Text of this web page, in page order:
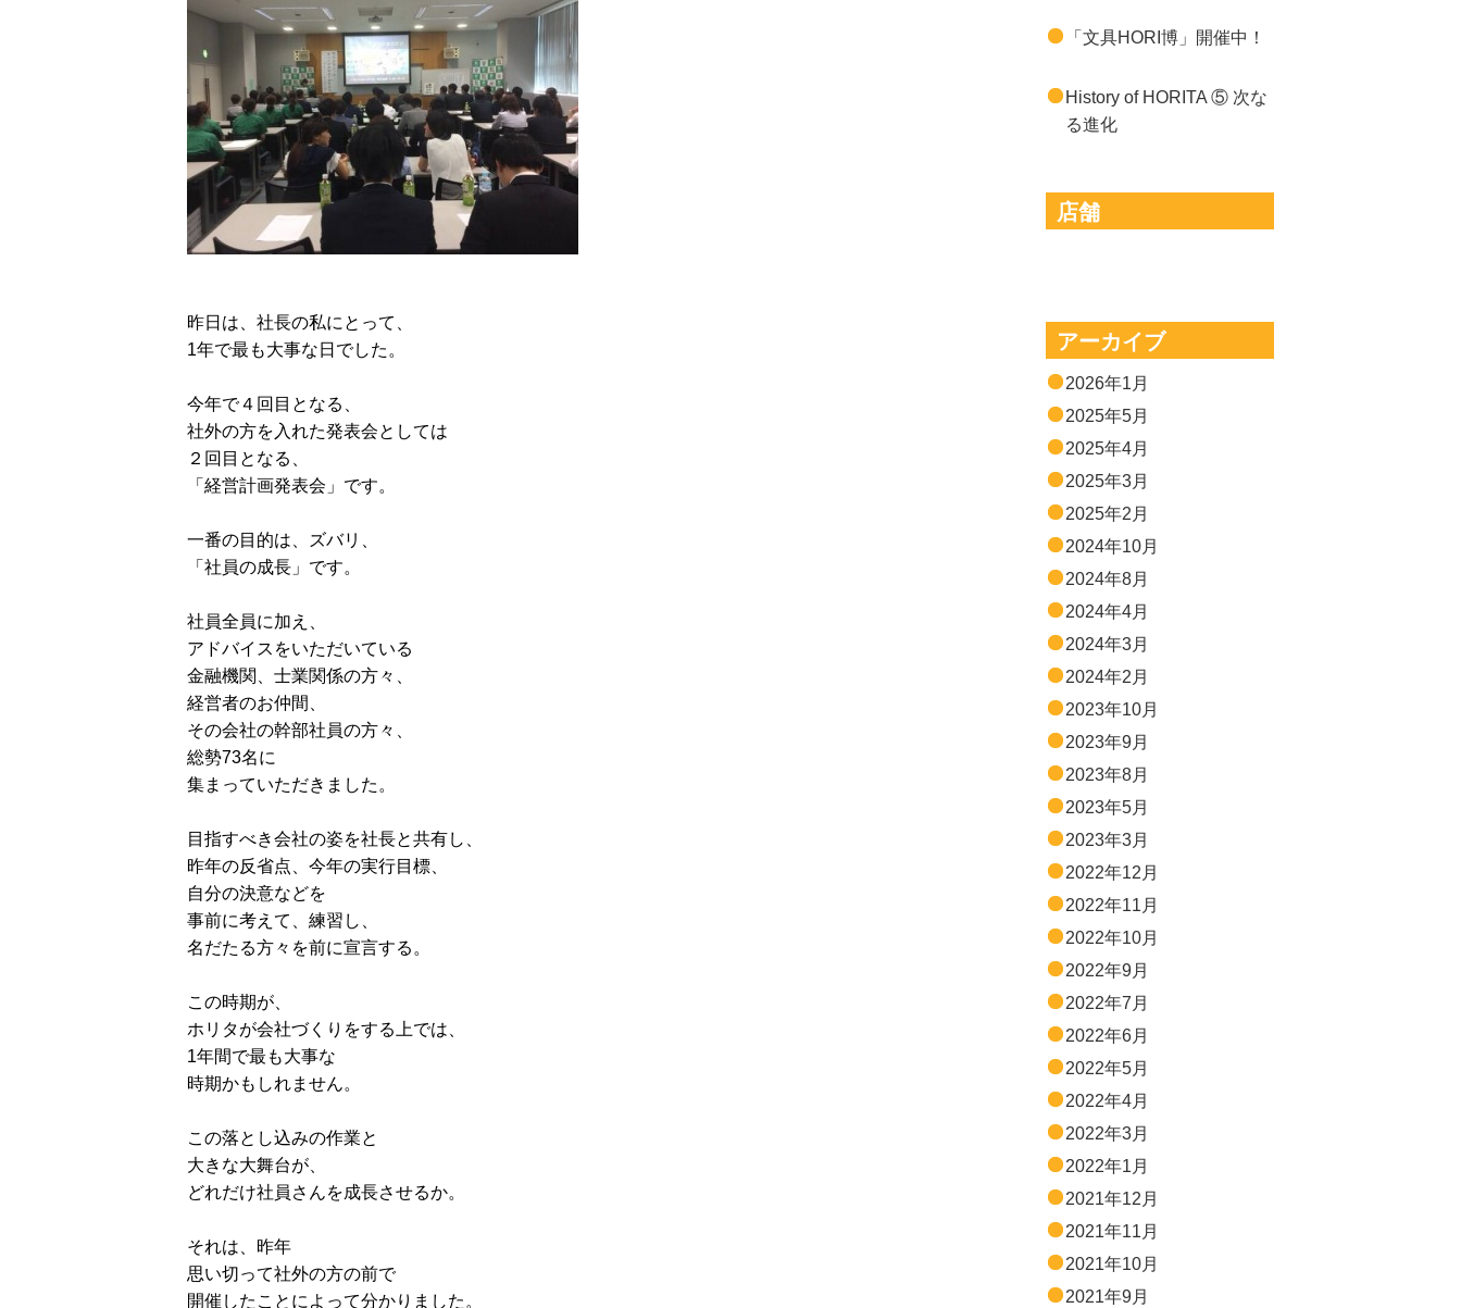
昨日は、社長の私にとって、
1年で最も大事な日でした。
今年で４回目となる、
社外の方を入れた発表会としては
２回目となる、
「経営計画発表会」です。
一番の目的は、ズバリ、
「社員の成長」です。
社員全員に加え、
アドバイスをいただいている
金融機関、士業関係の方々、
経営者のお仲間、
その会社の幹部社員の方々、
総勢73名に
集まっていただきました。
目指すべき会社の姿を社長と共有し、
昨年の反省点、今年の実行目標、
自分の決意などを
事前に考えて、練習し、
名だたる方々を前に宣言する。
この時期が、
ホリタが会社づくりをする上では、
1年間で最も大事な
時期かもしれません。
この落とし込みの作業と
大きな大舞台が、
どれだけ社員さんを成長させるか。
それは、昨年
思い切って社外の方の前で
開催したことによって分かりました。
「文具HORI博」開催中！
History of HORITA ⑤ 次な
る進化
店舗
アーカイブ
2026年1月
2025年5月
2025年4月
2025年3月
2025年2月
2024年10月
2024年8月
2024年4月
2024年3月
2024年2月
2023年10月
2023年9月
2023年8月
2023年5月
2023年3月
2022年12月
2022年11月
2022年10月
2022年9月
2022年7月
2022年6月
2022年5月
2022年4月
2022年3月
2022年1月
2021年12月
2021年11月
2021年10月
2021年9月